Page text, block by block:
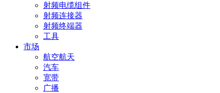
射频电缆组件
射频连接器
射频终端器
工具
市场
航空航天
汽车
宽带
广播